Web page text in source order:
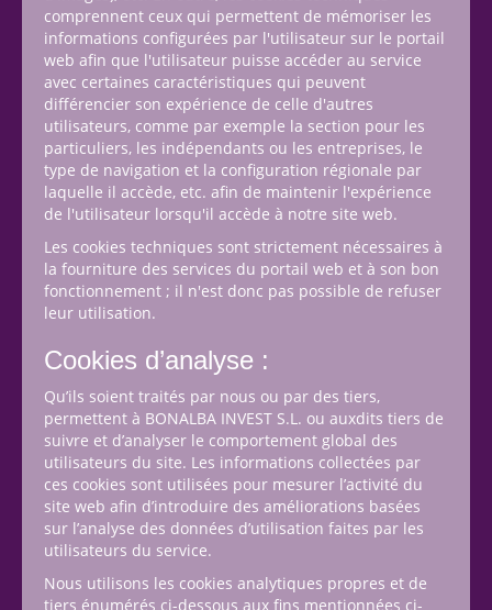
comprennent ceux qui permettent de mémoriser les
informations configurées par l'utilisateur sur le portail
web afin que l'utilisateur puisse accéder au service
avec certaines caractéristiques qui peuvent
différencier son expérience de celle d'autres
utilisateurs, comme par exemple la section pour les
particuliers, les indépendants ou les entreprises, le
type de navigation et la configuration régionale par
laquelle il accède, etc. afin de maintenir l'expérience
de l'utilisateur lorsqu'il accède à notre site web.
Les cookies techniques sont strictement nécessaires à
la fourniture des services du portail web et à son bon
fonctionnement ; il n'est donc pas possible de refuser
leur utilisation.
Cookies d’analyse :
Qu’ils soient traités par nous ou par des tiers,
permettent à BONALBA INVEST S.L. ou auxdits tiers de
suivre et d’analyser le comportement global des
utilisateurs du site. Les informations collectées par
ces cookies sont utilisées pour mesurer l’activité du
site web afin d’introduire des améliorations basées
sur l’analyse des données d’utilisation faites par les
utilisateurs du service.
Nous utilisons les cookies analytiques propres et de
tiers énumérés ci-dessous aux fins mentionnées ci-